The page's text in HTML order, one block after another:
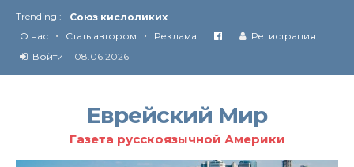
Trending :
Соглашение США с Ираном
Технология Революции в Иране
О нас • Стать автором • Реклама
Регистрация
Войти
08.06.2026
Еврейский Мир
Газета русскоязычной Америки